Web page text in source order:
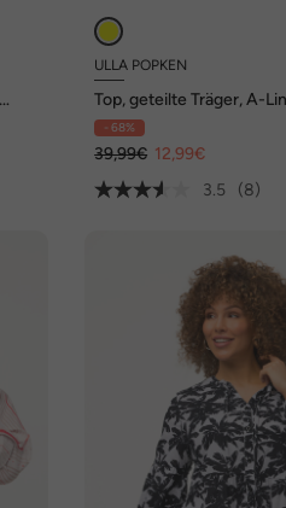
ULLA POPKEN
Top, geteilte Träger, A-
Rundhals, ärmellos
- 68%
39,99€ 12,99€
3.5
(8)